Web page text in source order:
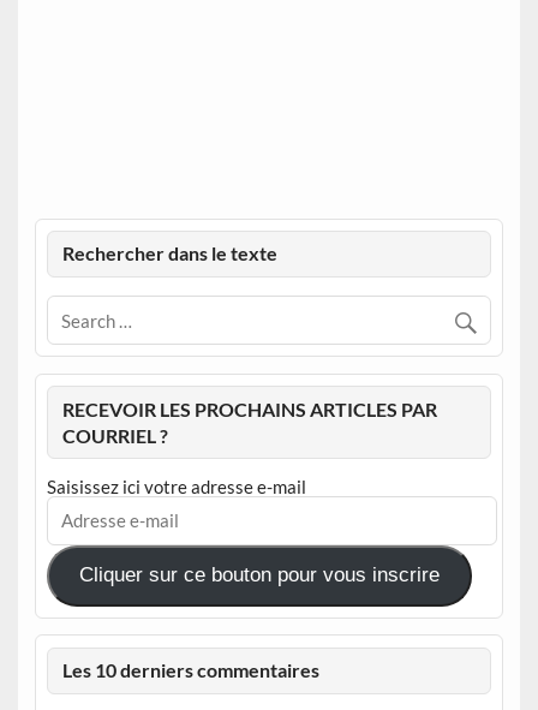
Rechercher dans le texte
RECEVOIR LES PROCHAINS ARTICLES PAR
COURRIEL ?
Saisissez ici votre adresse e-mail
Adresse
mail
Cliquer sur ce bouton pour vous inscrire
Les 10 derniers commentaires